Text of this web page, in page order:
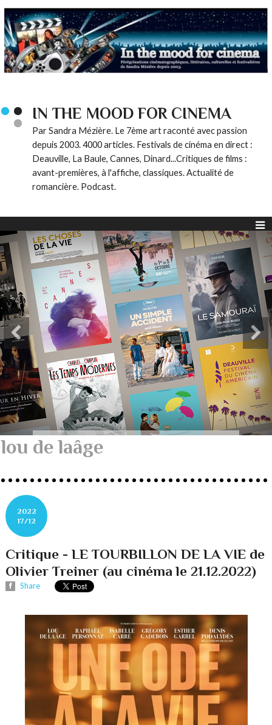
IN THE MOOD FOR CINEMA
Par Sandra Mézière. Le 7ème art raconté avec passion
depuis 2003. 4000 articles. Festivals de cinéma en direct :
Deauville, La Baule, Cannes, Dinard...Critiques de films :
avant-premières, à l'affiche, classiques. Actualité de
romancière. Podcast.
lou de laâge
2022
17/12
Critique - LE TOURBILLON DE LA VIE de
Olivier Treiner (au cinéma le 21.12.2022)
Share